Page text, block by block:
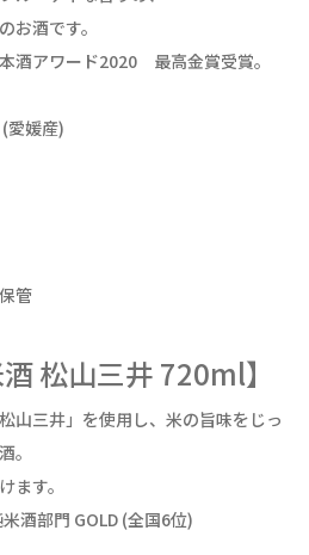
お酒です。
酒アワード2020 最高金賞受賞。
愛媛産)
管
松山三井 720ml】
山三井」を使用し、米の旨味をじっ
。
ます。
酒部門 GOLD (全国6位)